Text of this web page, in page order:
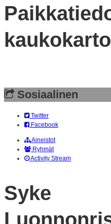
Sosiaalinen
Twitter
Facebook
Aineistot
Ryhmät
Activity Stream
Syke